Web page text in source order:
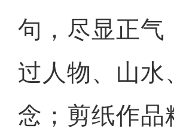
句，尽显正气
过人物、山水
念；剪纸作品